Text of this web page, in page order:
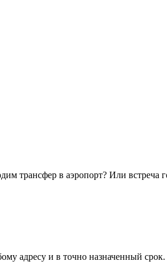
трансфер в аэропорт? Или встреча
адресу и в точно назначенный